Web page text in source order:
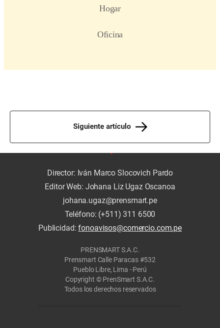
Siguiente artículo
Director: Iván Marco Slocovich Pardo
Editor Web: Johana Liz Ugaz Oscanoa
johana.ugaz@prensmart.pe
Teléfono: (+511) 311 6500
Publicidad:fonoavisos@comercio.com.pe
PRENSMART S.A.C.
Prensmart Calle Paracas #532
Pueblo Libre, Lima - Perú
Copyright © PrenSmart S.A.C.
Todos los derechos reservados